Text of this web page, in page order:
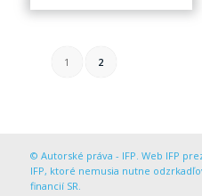
1 2
© Autorské práva - IFP. Web IFP
IFP, ktoré nemusia nutne
financií SR.